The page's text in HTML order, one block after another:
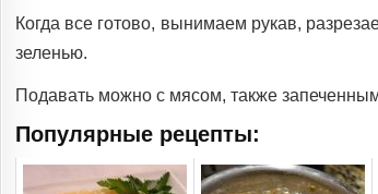
Когда все готово, вынимаем рукав,
зеленью.
Подавать можно с мясом, также
Популярные рецепты: